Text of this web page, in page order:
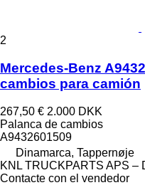
2
Mercedes-Benz
cambios para camión
267,50 € 2.000 DKK
Palanca de cambios
A9432601509
Dinamarca, Tappernøje
KNL TRUCKPARTS APS –
Contacte con el vendedor